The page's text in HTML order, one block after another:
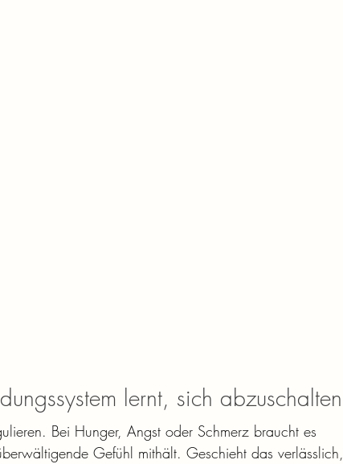
lernt, sich abzuschalten
Bei Hunger, Angst oder Schmerz braucht es
Gefühl mithält. Geschieht das verlässlich,